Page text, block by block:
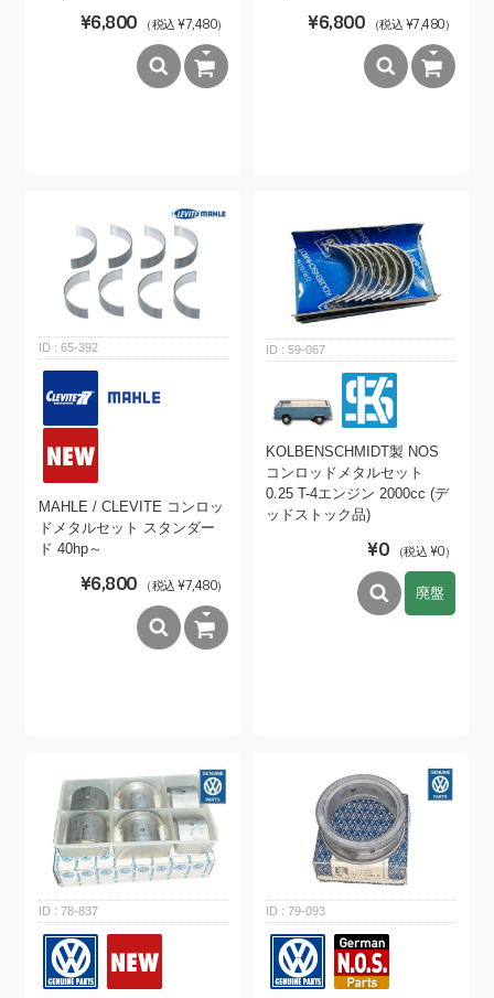
¥6,800 （税込 ¥7,480） ¥6,800 （税込 ¥7,480）
65-392
MAHLE / CLEVITE コンロッ
ドメタルセット スタンダー
ド 40hp～
¥6,800 （税込 ¥7,480）
59-067
KOLBENSCHMIDT製 NOS
コンロッドメタルセット
0.25 T-4エンジン 2000cc (デ
ッドストック品)
¥0 （税込 ¥0）
廃盤
78-837 79-093